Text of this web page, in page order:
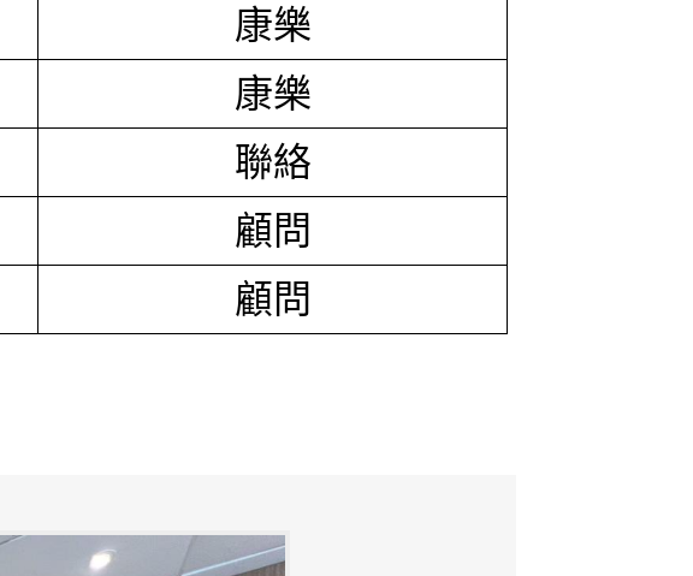
康樂
康樂
聯絡
顧問
顧問